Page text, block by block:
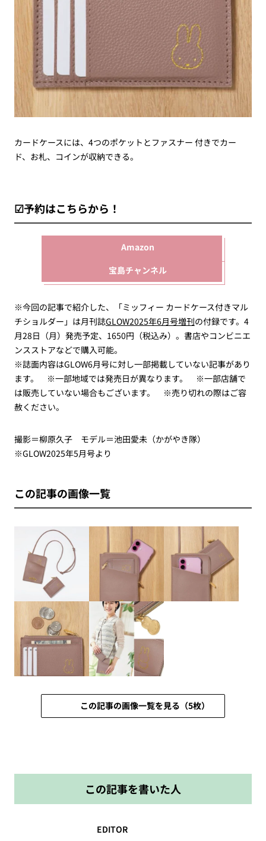
カードケースには、4つのポケットとファスナー 付きでカー
ド、お札、コインが収納できる。
☑予約はこちらから！
Amazon
宝島チャンネル
※今回の記事で紹介した、「ミッフィー カードケース付きマル
チショルダー」は月刊誌GLOW2025年6月号増刊の付録です。4
月28日（月）発売予定、1650円（税込み）。書店やコンビニエ
ンスストアなどで購入可能。
※誌面内容はGLOW6月号に対し一部掲載していない記事があり
ます。 ※一部地域では発売日が異なります。 ※一部店舗で
は販売していない場合もございます。 ※売り切れの際はご容
赦ください。
撮影＝柳原久子 モデル＝池田愛未（かがやき隊）
※GLOW2025年5月号より
この記事の画像一覧
この記事の画像一覧を見る（5枚）
この記事を書いた人
EDITOR